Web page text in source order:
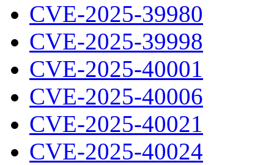
CVE-2025-39980
CVE-2025-39998
CVE-2025-40001
CVE-2025-40006
CVE-2025-40021
CVE-2025-40024